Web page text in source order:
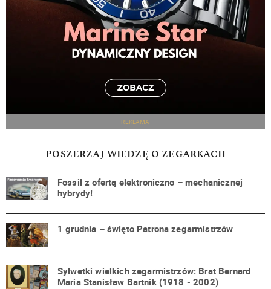
REKLAMA
POSZERZAJ WIEDZĘ O ZEGARKACH
Fossil z ofertą elektroniczno – mechanicznej
hybrydy!
1 grudnia – święto Patrona zegarmistrzów
Sylwetki wielkich zegarmistrzów: Brat Bernard
Maria Stanisław Bartnik (1918 - 2002)